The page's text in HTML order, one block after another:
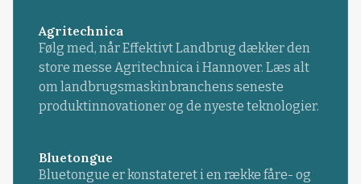
Agritechnica
Følg med, når Effektivt Landbrug dækker den
store messe Agritechnica i Hannover. Læs alt
om landbrugsmaskinbranchens seneste
produktinnovationer og de nyeste teknologier.
Bluetongue
Bluetongue er konstateret i en række fåre- og